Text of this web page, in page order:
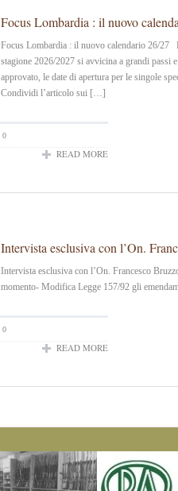
Focus Lombardia : il nuovo
Focus Lombardia : il nuovo calendario 26/
stagione 2026/2027 si avvicina a grandi passi
approvato, le date di apertura per le singole
Condividi l’articolo sui […]
0
READ MORE
Intervista esclusiva con l’On.
Intervista esclusiva con l’On. Francesco
momento- Modifica Legge 157/92 gli
0
READ MORE